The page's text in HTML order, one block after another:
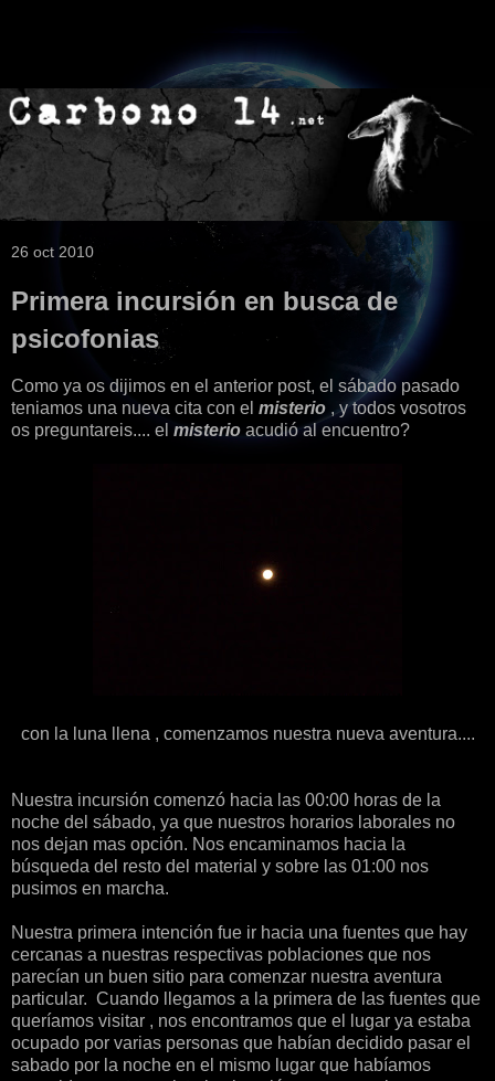
26 oct 2010
Primera incursión en busca de
psicofonias
Como ya os dijimos en el anterior post, el sábado pasado
teniamos una nueva cita con el misterio , y todos vosotros
os preguntareis.... el misterio acudió al encuentro?
con la luna llena , comenzamos nuestra nueva aventura....
Nuestra incursión comenzó hacia las 00:00 horas de la
noche del sábado, ya que nuestros horarios laborales no
nos dejan mas opción. Nos encaminamos hacia la
búsqueda del resto del material y sobre las 01:00 nos
pusimos en marcha.
Nuestra primera intención fue ir hacia una fuentes que hay
cercanas a nuestras respectivas poblaciones que nos
parecían un buen sitio para comenzar nuestra aventura
particular. Cuando llegamos a la primera de las fuentes que
queríamos visitar , nos encontramos que el lugar ya estaba
ocupado por varias personas que habían decidido pasar el
sabado por la noche en el mismo lugar que habíamos